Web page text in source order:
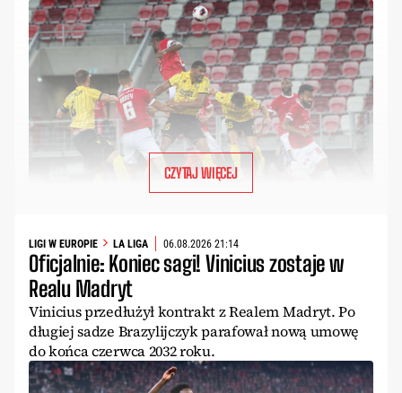
CZYTAJ WIĘCEJ
LIGI W EUROPIE LA LIGA 06.08.2026 21:14
Oficjalnie: Koniec sagi! Vinicius zostaje w
Realu Madryt
Vinicius przedłużył kontrakt z Realem Madryt. Po
długiej sadze Brazylijczyk parafował nową umowę
do końca czerwca 2032 roku.